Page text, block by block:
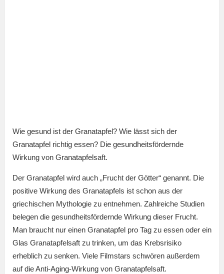
Wie gesund ist der Granatapfel? Wie lässt sich der
Granatapfel richtig essen? Die gesundheitsfördernde
Wirkung von Granatapfelsaft.
Der Granatapfel wird auch „Frucht der Götter“ genannt. Die
positive Wirkung des Granatapfels ist schon aus der
griechischen Mythologie zu entnehmen. Zahlreiche Studien
belegen die gesundheitsfördernde Wirkung dieser Frucht.
Man braucht nur einen Granatapfel pro Tag zu essen oder ein
Glas Granatapfelsaft zu trinken, um das Krebsrisiko
erheblich zu senken. Viele Filmstars schwören außerdem
auf die Anti-Aging-Wirkung von Granatapfelsaft.